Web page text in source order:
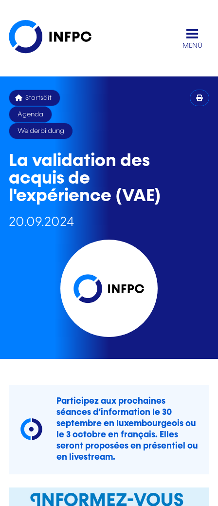
MENÜ
Startsäit
Agenda
Weiderbildung
La validation des
acquis de
l'expérience (VAE)
20.09.2024
Participez aux prochaines
séances d’information le 30
septembre en luxembourgeois ou
le 3 octobre en français. Elles
seront proposées en présentiel ou
en livestream.